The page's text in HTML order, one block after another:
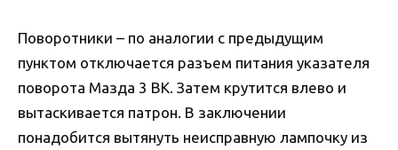
Поворотники – по аналогии с предыдущим
пунктом отключается разъем питания указателя
поворота Мазда 3 BK. Затем крутится влево и
вытаскивается патрон. В заключении
понадобится вытянуть неисправную лампочку из